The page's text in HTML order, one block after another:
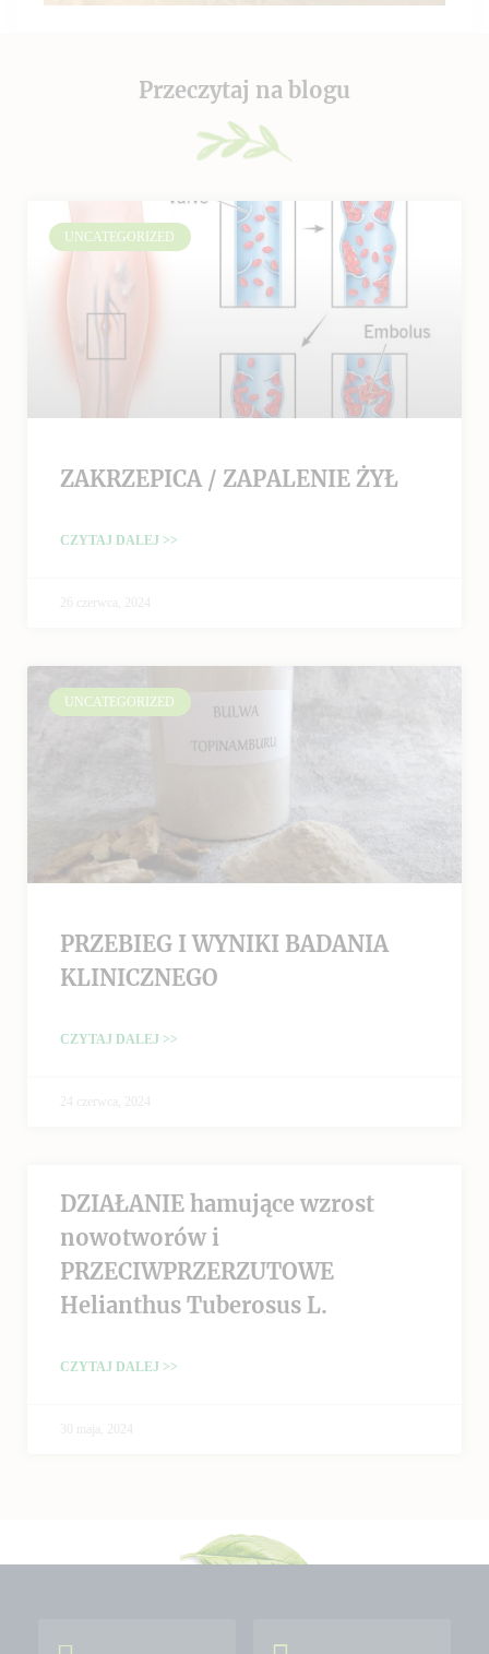
Przeczytaj na blogu
UNCATEGORIZED
ZAKRZEPICA / ZAPALENIE ŻYŁ
CZYTAJ DALEJ >>
26 czerwca, 2024
UNCATEGORIZED
PRZEBIEG I WYNIKI BADANIA
KLINICZNEGO
CZYTAJ DALEJ >>
24 czerwca, 2024
DZIAŁANIE hamujące wzrost
nowotworów i
PRZECIWPRZERZUTOWE
Helianthus Tuberosus L.
CZYTAJ DALEJ >>
30 maja, 2024